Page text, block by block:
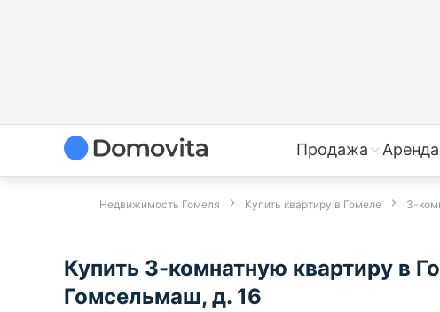
Продажа Аренда
Недвижимость Гомеля Купить квартиру в Гомеле 3-
Купить 3-комнатную квартиру в
Гомсельмаш, д. 16